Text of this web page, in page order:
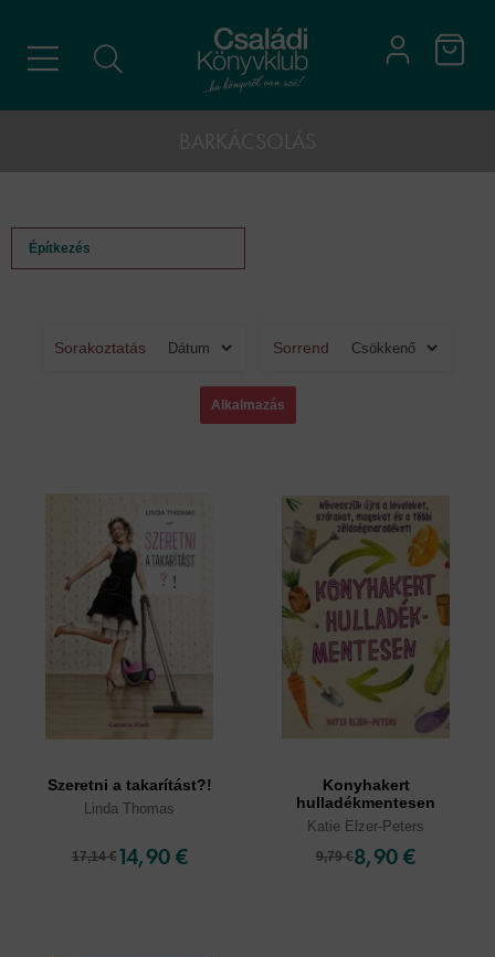
Építkezés
Sorakoztatás Sorrend
Szeretni a takarítást?!
Linda Thomas
17,14 € 14,90 €
Konyhakert
hulladékmentesen
Katie Elzer-Peters
9,79 €8,90 €